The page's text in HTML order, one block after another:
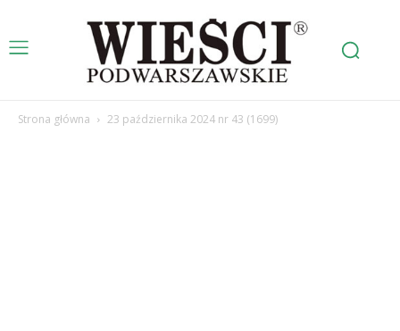
Strona główna 23 października 2024 nr 43 (1699)